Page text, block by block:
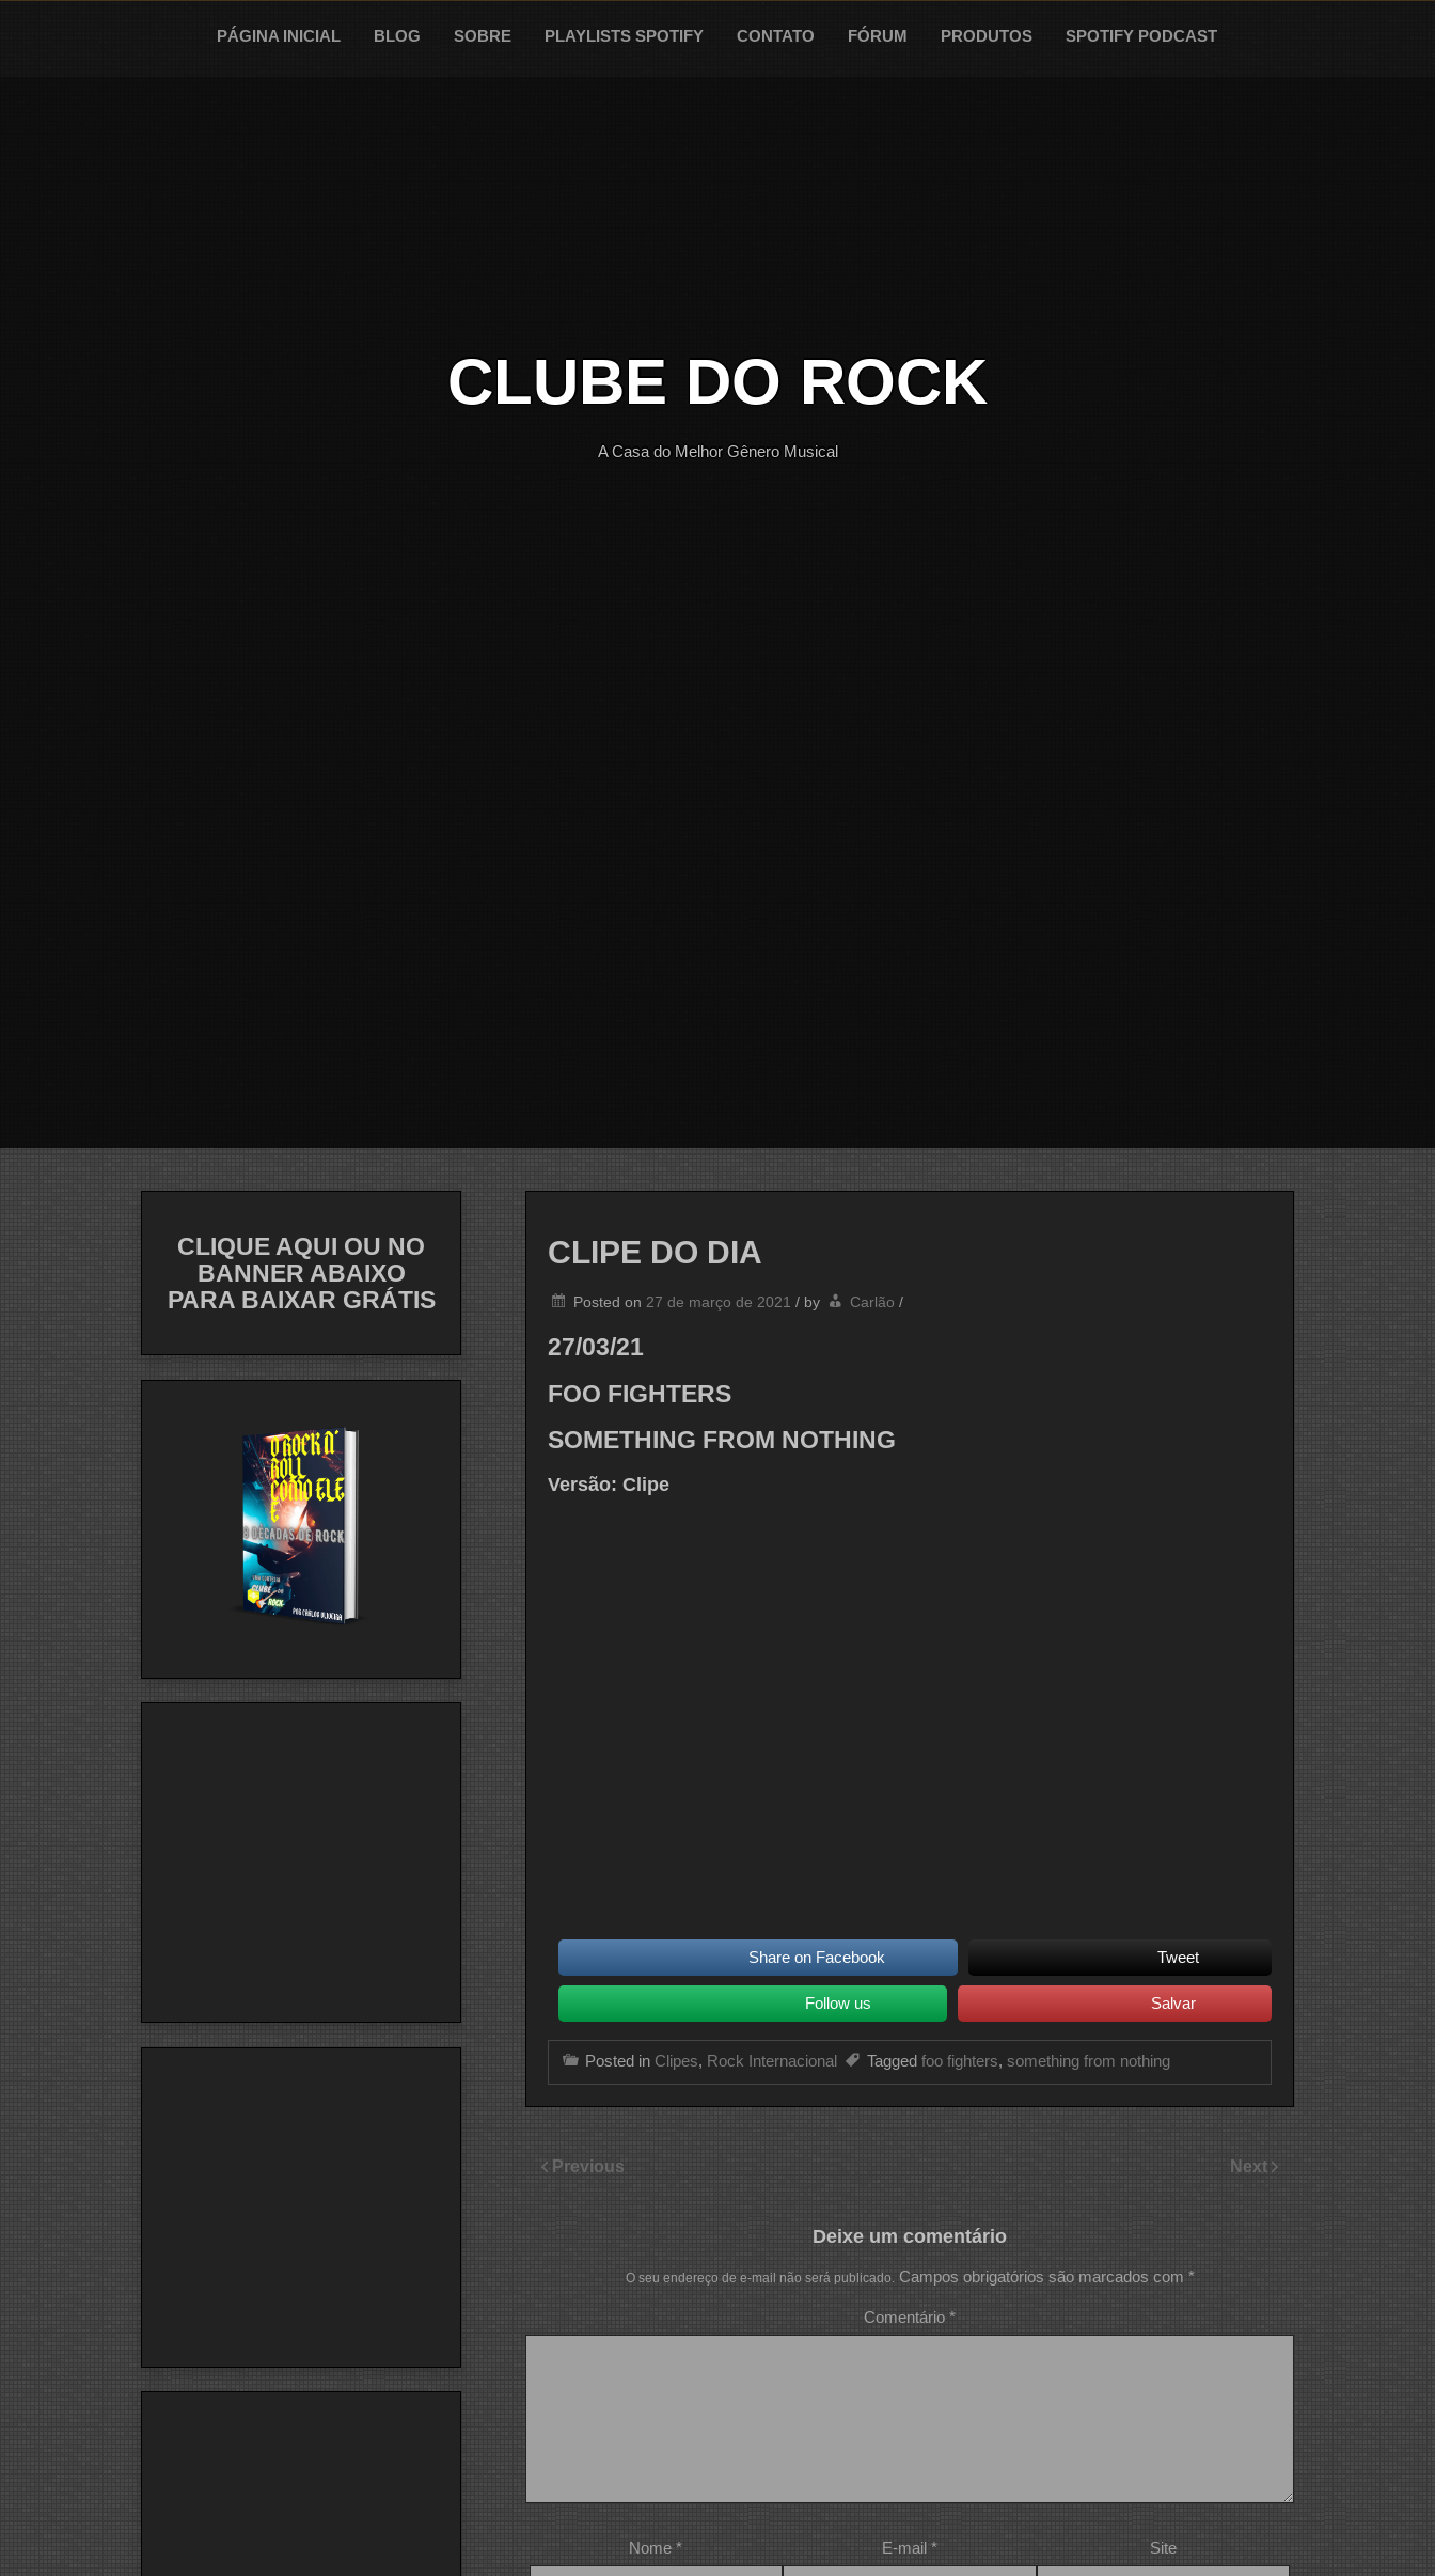
PÁGINA INICIAL BLOG SOBRE PLAYLISTS SPOTIFY CONTATO FÓRUM PRODUTOS SPOTIFY PODCAST
CLUBE DO ROCK
A Casa do Melhor Gênero Musical
CLIPE DO DIA
Posted on 27 de março de 2021 / by Carlão /
27/03/21
FOO FIGHTERS
SOMETHING FROM NOTHING
Versão: Clipe
Share on Facebook Tweet
Follow us Salvar
Posted in Clipes, Rock Internacional Tagged foo fighters, something from nothing
Previous Next
Deixe um comentário
O seu endereço de e-mail não será publicado. Campos obrigatórios são marcados com *
Comentário *
Nome* E-mail * Site
CLIQUE AQUI OU NO
BANNER ABAIXO
PARA BAIXAR GRÁTIS